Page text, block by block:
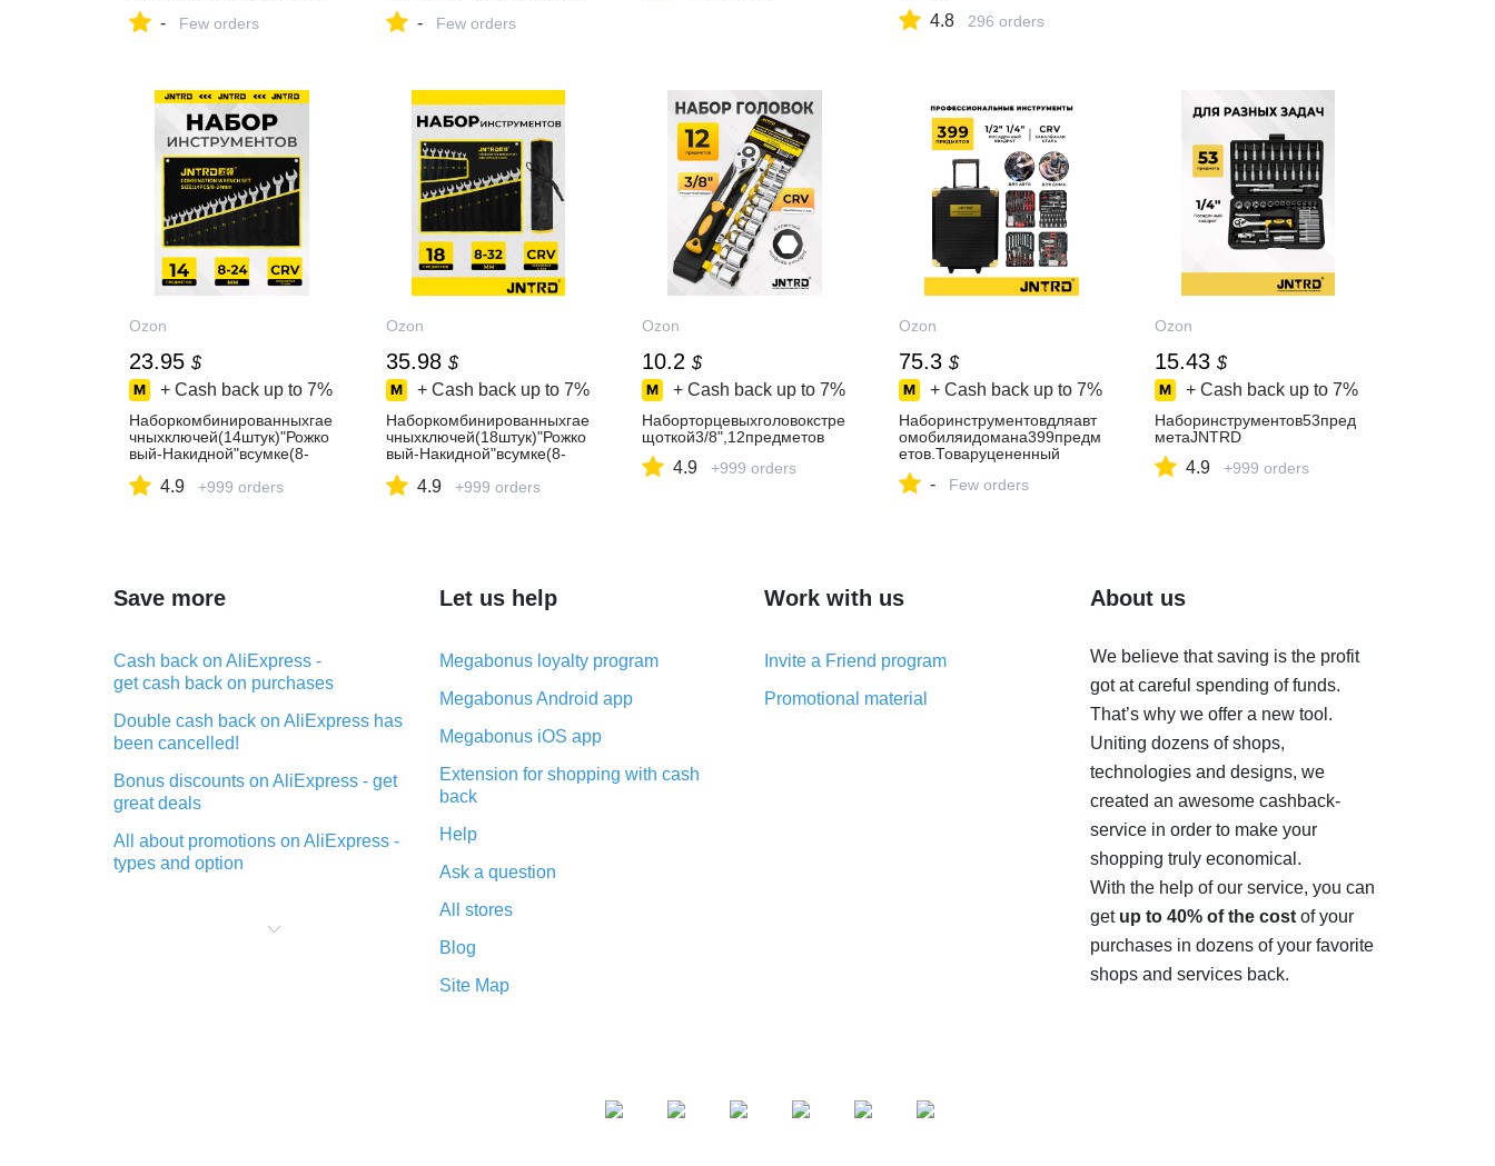
₽ в интернет‑магазине
- Few orders
Wildberries
- Few orders 4.8 296 orders
Ozon
23.95 $
+ Cash back up to 7%
Наборкомбинированныхгае
чныхключей(14штук)"Рожко
вый-Накидной"всумке(8-
4.9 +999 orders
Ozon
35.98 $
+ Cash back up to 7%
Наборкомбинированныхгае
чныхключей(18штук)"Рожко
вый-Накидной"всумке(8-
4.9 +999 orders
Ozon
10.2 $
+ Cash back up to 7%
Наборторцевыхголовокстре
щоткой3/8",12предметов
4.9 +999 orders
Ozon
75.3 $
+ Cash back up to 7%
Наборинструментовдляавт
омобиляидомана399предм
етов.Товаруцененный
- Few orders
Ozon
15.43 $
+ Cash back up to 7%
Наборинструментов53пред
метаJNTRD
4.9 +999 orders
Save more
Cash back on AliExpress -
get cash back on purchases
Double cash back on AliExpress has
been cancelled!
Bonus discounts on AliExpress - get
great deals
All about promotions on AliExpress -
types and option
purchases on AliExpress - short and
Let us help
Megabonus loyalty program
Megabonus Android app
Megabonus iOS app
Extension for shopping with cash
back
Help
Ask a question
All stores
Blog
Site Map
Work with us
Invite a Friend program
Promotional material
About us
We believe that saving is the profit
got at careful spending of funds.
That’s why we offer a new tool.
Uniting dozens of shops,
technologies and designs, we
created an awesome cashback-
service in order to make your
shopping truly economical.
With the help of our service, you can
get up to 40% of the costof your
purchases in dozens of your favorite
shops and services back.